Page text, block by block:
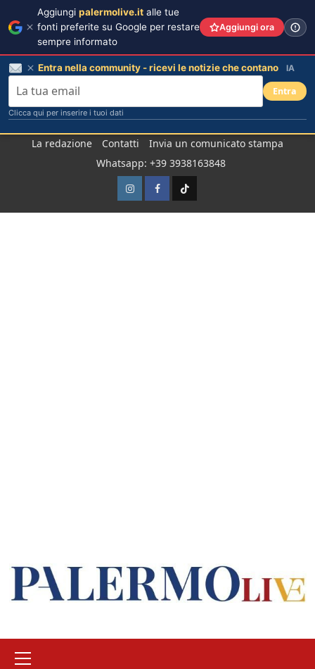
La redazione Contatti
Invia un comunicato stampa
Whatsapp: +39 3938163848
InstagramFacebook
TikTok
principale
Aggiungi palermolive.it alle tue
fonti preferite su Google per restare
sempre informato
Aggiungi ora
Entra nella community - ricevi le notizie che contano IA
Entra
Clicca qui per inserire i tuoi dati